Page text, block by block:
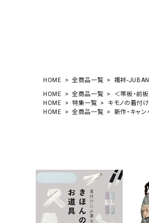
HOME 全商品一覧 襦袢-JUBAN
HOME
全商品一覧
＜帯板・前
HOME
特集一覧 キモノの着付
HOME
全商品一覧 新作・キャン